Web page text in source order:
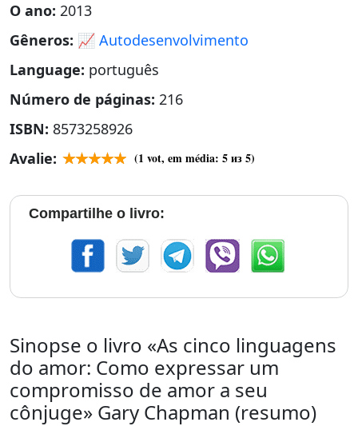
O ano: 2013
Gêneros: 📈 Autodesenvolvimento
Language: português
Número de páginas: 216
ISBN: 8573258926
Avalie:
(1 vot, em média: 5из 5)
Compartilhe o livro:
Sinopse o livro «As cinco linguagens
do amor: Como expressar um
compromisso de amor a seu
cônjuge» Gary Chapman (resumo)